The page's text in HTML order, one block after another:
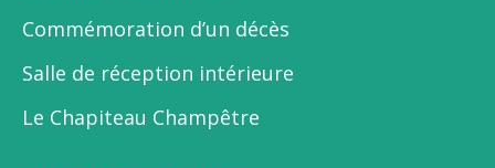
Commémoration d’un décès
Salle de réception intérieure
Le Chapiteau Champêtre